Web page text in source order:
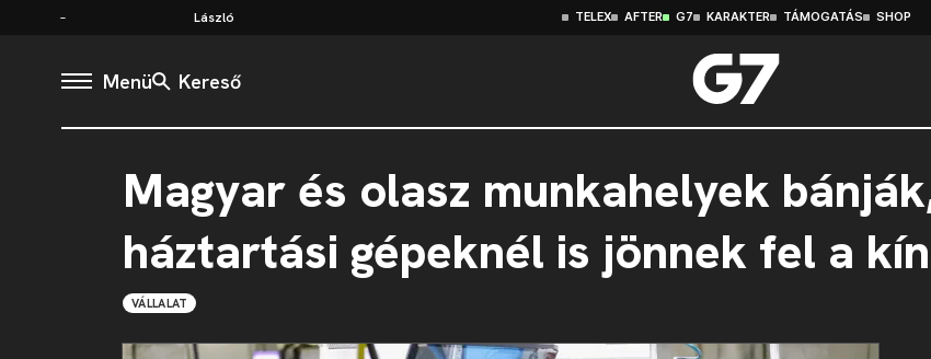
László TELEX AFTER G7 KARAKTER TÁMOGATÁS SHOP
Menü Kereső
Magyar és olasz munkahelyek
háztartási gépeknél is jönnek fel a
VÁLLALAT